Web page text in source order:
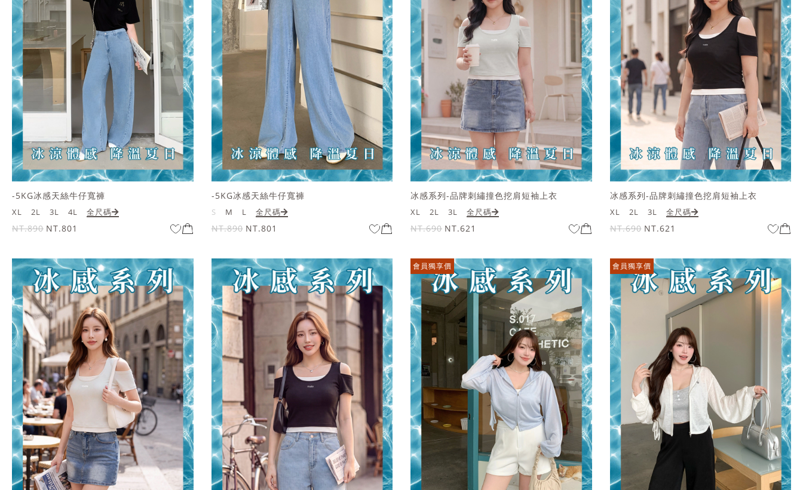
-5KG冰感天絲牛仔寬褲
XL 2L 3L 4L 全尺碼
NT.890 NT.801
-5KG冰感天絲牛仔寬褲
S M L 全尺碼
NT.890 NT.801
冰感系列-品牌刺繡撞色挖肩短袖上衣
XL 2L 3L 全尺碼
NT.690 NT.621
冰感系列-品牌刺繡撞色挖肩短袖上衣
XL 2L 3L 全尺碼
NT.690 NT.621
會員獨享價 會員獨享價